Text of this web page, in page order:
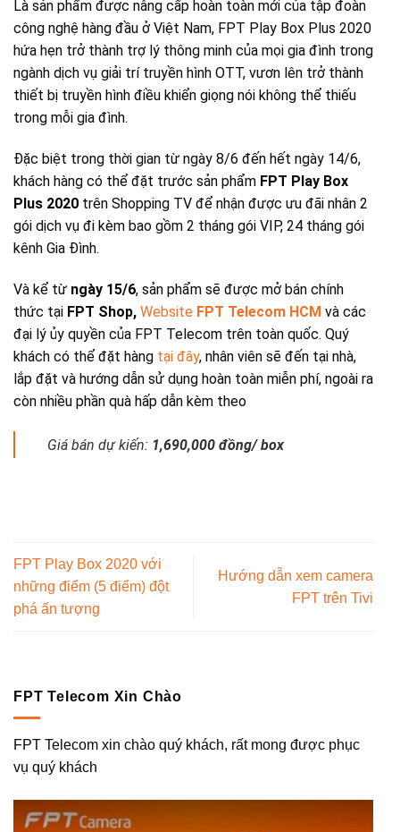
Là sản phẩm được nâng cấp hoàn toàn mới của tập đoàn
công nghệ hàng đầu ở Việt Nam, FPT Play Box Plus 2020
hứa hẹn trở thành trợ lý thông minh của mọi gia đình trong
ngành dịch vụ giải trí truyền hình OTT, vươn lên trở thành
thiết bị truyền hình điều khiển giọng nói không thể thiếu
trong mỗi gia đình.
Đặc biệt trong thời gian từ ngày 8/6 đến hết ngày 14/6,
khách hàng có thể đặt trước sản phẩm FPT Play Box
Plus 2020 trên Shopping TV để nhận được ưu đãi nhân 2
gói dịch vụ đi kèm bao gồm 2 tháng gói VIP, 24 tháng gói
kênh Gia Đình.
Và kể từ ngày 15/6, sản phẩm sẽ được mở bán chính
thức tại FPT Shop, Website FPT Telecom HCM và các
đại lý ủy quyền của FPT Telecom trên toàn quốc. Quý
khách có thể đặt hàng tại đây, nhân viên sẽ đến tại nhà,
lắp đặt và hướng dẫn sử dụng hoàn toàn miễn phí, ngoài ra
còn nhiều phần quà hấp dẫn kèm theo
Giá bán dự kiến: 1,690,000 đồng/ box
FPT Play Box 2020 với
những điểm (5 điểm) đột
phá ấn tượng
Hướng dẫn xem camera
FPT trên Tivi
FPT Telecom Xin Chào
FPT Telecom xin chào quý khách, rất mong được phục
vụ quý khách